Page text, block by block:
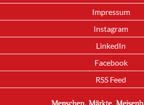
Impressum
Instagram
LinkedIn
Facebook
RSS Feed